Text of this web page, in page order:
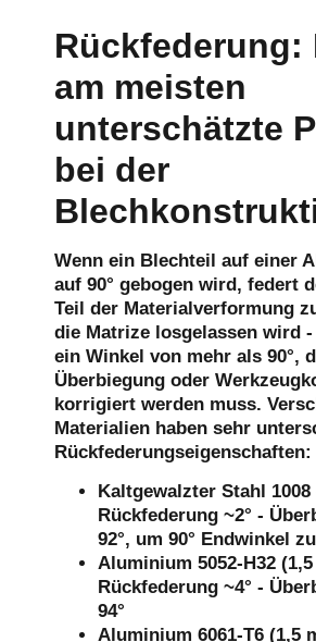
Rückfederung:
am meisten
unterschätzte
bei der
Wenn ein Blechteil auf einer
auf 90° gebogen wird, federt
Teil der Materialverformung
die Matrize losgelassen wird
ein Winkel von mehr als 90°,
Überbiegung oder
korrigiert werden muss.
Materialien haben sehr
Rückfederungseigenschaften:
Kaltgewalzter Stahl 1008
Rückfederung ~2° -
92°, um 90° Endwinkel
Aluminium 5052-H32
Rückfederung ~4° -
94°
Aluminium 6061-T6 (1,5